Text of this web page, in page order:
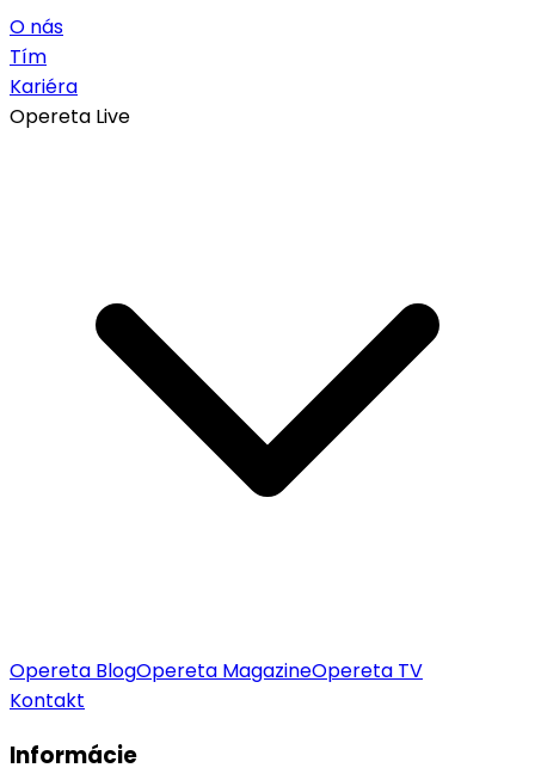
O nás
Tím
Kariéra
Opereta Live
Opereta BlogOpereta MagazineOpereta TV
Kontakt
Informácie